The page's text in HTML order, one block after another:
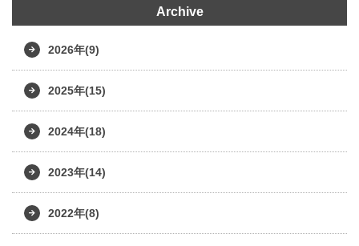
Archive
2026年(9)
2025年(15)
2024年(18)
2023年(14)
2022年(8)